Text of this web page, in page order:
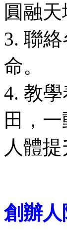
圓融
3. 聯
命。
4. 教
田，
人體
創辦